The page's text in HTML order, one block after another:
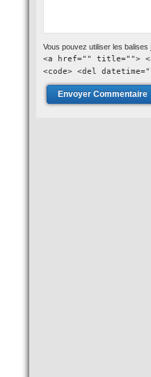
Vous pouvez utiliser les balises
<a href="" title="">
<code> <del